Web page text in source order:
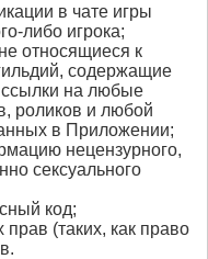
в чате игры
либо игрока;
относящиеся к
содержащие
ссылки на любые
роликов и любой
в Приложении;
нецензурного,
сексуального
код;
(таких, как право